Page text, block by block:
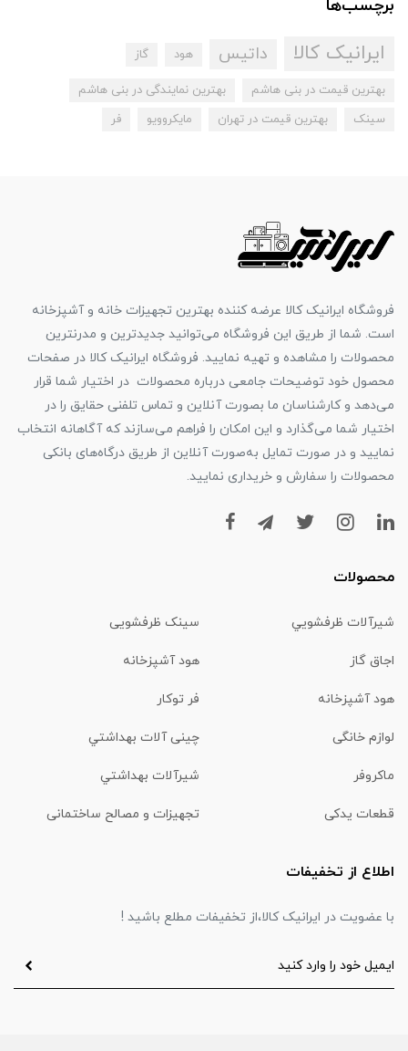
برچسب‌ها
ایرانیک کالا داتیس هود گاز
بهترین قیمت در بنی هاشم
بهترین نمایندگی در بنی هاشم
سینک
بهترین قیمت در تهران مایکروویو فر
فروشگاه ایرانیک کالا عرضه کننده بهترین تجهیزات خانه و آشپزخانه
است. شما از طریق این فروشگاه می‌توانید جدیدترین و مدرنترین
محصولات را مشاهده و تهیه نمایید. فروشگاه ایرانیک کالا در صفحات
محصول خود توضیحات جامعی درباره محصولات در اختیار شما قرار
می‌دهد و کارشناسان ما بصورت آنلاین و تماس تلفنی حقایق را در
اختیار شما می‌گذارد و این امکان را فراهم می‌سازند که آگاهانه انتخاب
نمایید و در صورت تمایل به‌صورت آنلاین از طریق درگاه‌های بانکی
محصولات را سفارش و خریداری نمایید.
محصولات
شیرآلات ظرفشويي سینک ظرفشویی
اجاق گاز هود آشپزخانه
هود آشپزخانه فر توکار
لوازم خانگی چینی آلات بهداشتي
ماكروفر شیرآلات بهداشتي
قطعات یدکی تجهیزات و مصالح ساختمانی
اطلاع از تخفیفات
با عضویت در ایرانیک کالا،از تخفیفات مطلع باشید !